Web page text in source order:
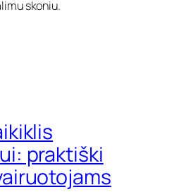
skoniu.
praktiški